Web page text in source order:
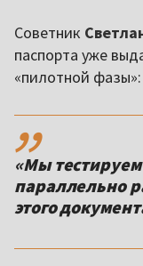
Советник
паспорта уже
«пилотной фазы»:
,,
«Мы
параллельно
этого